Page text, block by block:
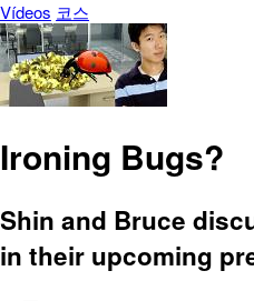
Vídeos 코스
Ironing Bugs?
Shin and Bruce
in their upcoming